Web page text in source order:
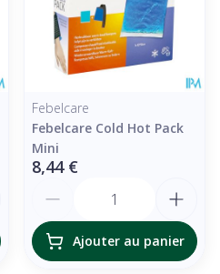
Febelcare
Febelcare Cold Hot Pack
Mini
8,44 €
Ajouter au panier